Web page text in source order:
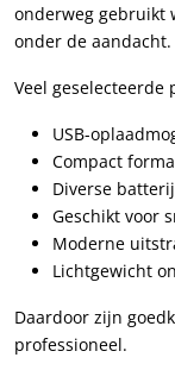
onderweg gebruikt
onder de aandacht.
Veel geselecteerde
USB-
Compact
Diverse
Geschikt voor
Moderne
Lichtgewicht
Daardoor zijn
professioneel.